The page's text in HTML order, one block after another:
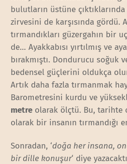
bulutların üstüne
zirvesini de karşısında gördü.
tırmandıkları güzergahın bir
de… Ayakkabısı yırtılmış ve
bırakmıştı. Dondurucu soğuk
bedensel güçlerini oldukça
Artık daha fazla tırmanmak
Barometresini kurdu ve
metre olarak ölçtü. Bu, tarihte
olarak bir insanın tırmandığı
Sonradan, ‘doğa her insana,
bir dille konuşur‘ diye